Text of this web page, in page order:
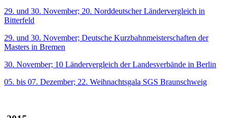
29. und 30. November; 20. Norddeutscher Ländervergleich in
Bitterfeld
29. und 30. November; Deutsche Kurzbahnmeisterschaften der
Masters in Bremen
30. November; 10 Ländervergleich der Landesverbände in Berlin
05. bis 07. Dezember; 22. Weihnachtsgala SGS Braunschweig